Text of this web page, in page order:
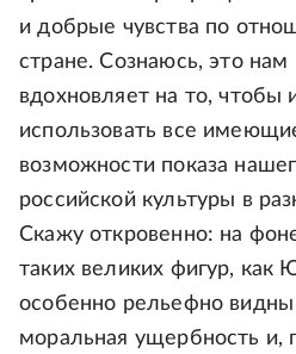
и добрые чувства по
стране. Сознаюсь, это
вдохновляет на то, чтобы
использовать все
возможности показа
российской культуры в
Скажу откровенно: на
таких великих фигур, как
особенно рельефно
моральная ущербность и,